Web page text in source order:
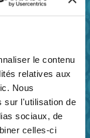
le contenu
relatives aux
Nous
sur l'utilisation de
sociaux, de
celles-ci
Box ou avec
au vendredi
présentiel et
icicode